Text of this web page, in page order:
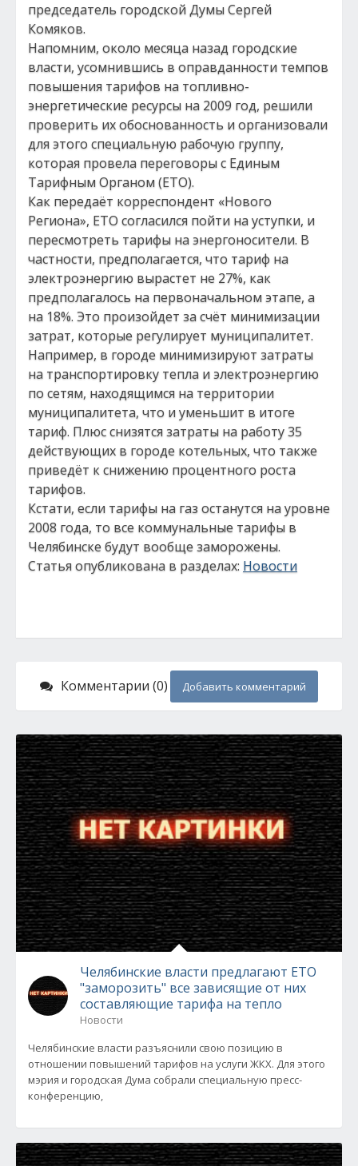
председатель городской Думы Сергей
Комяков.
Напомним, около месяца назад городские
власти, усомнившись в оправданности темпов
повышения тарифов на топливно-
энергетические ресурсы на 2009 год, решили
проверить их обоснованность и организовали
для этого специальную рабочую группу,
которая провела переговоры с Единым
Тарифным Органом (ЕТО).
Как передаёт корреспондент «Нового
Региона», ЕТО согласился пойти на уступки, и
пересмотреть тарифы на энергоносители. В
частности, предполагается, что тариф на
электроэнергию вырастет не 27%, как
предполагалось на первоначальном этапе, а
на 18%. Это произойдет за счёт минимизации
затрат, которые регулирует муниципалитет.
Например, в городе минимизируют затраты
на транспортировку тепла и электроэнергию
по сетям, находящимся на территории
муниципалитета, что и уменьшит в итоге
тариф. Плюс снизятся затраты на работу 35
действующих в городе котельных, что также
приведёт к снижению процентного роста
тарифов.
Кстати, если тарифы на газ останутся на уровне
2008 года, то все коммунальные тарифы в
Челябинске будут вообще заморожены.
Статья опубликована в разделах: Новости
Комментарии (0) Добавить комментарий
Челябинские власти предлагают ЕТО
"заморозить" все зависящие от них
составляющие тарифа на тепло
Новости
Челябинские власти разъяснили свою позицию в
отношении повышений тарифов на услуги ЖКХ. Для этого
мэрия и городская Дума собрали специальную пресс-
конференцию,